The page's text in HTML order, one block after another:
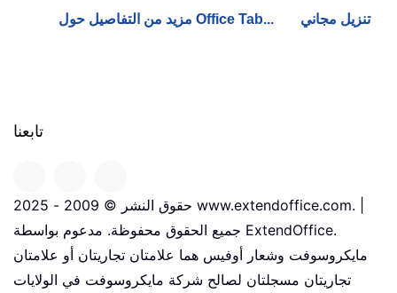
مزيد من التفاصيل حول Office Tab... تنزيل مجاني
تابعنا
حقوق النشر © 2009 - 2025 www.extendoffice.com. |
جميع الحقوق محفوظة. مدعوم بواسطة ExtendOffice.
مايكروسوفت وشعار أوفيس هما علامتان تجاريتان أو علامتان
تجاريتان مسجلتان لصالح شركة مايكروسوفت في الولايات